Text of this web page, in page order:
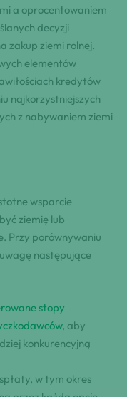
a oprocentowaniem
decyzji
zakup ziemi rolnej.
elementów
kredytów
najkorzystniejszych
z nabywaniem ziemi
wsparcie
ziemię lub
Przy porównywaniu
następujące
stopy
, aby
konkurencyjną
w tym okres